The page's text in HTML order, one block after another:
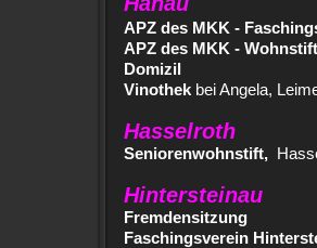
APZ des MKK -
APZ des MKK - Wohnstift
Domizil
Vinothek bei Angela,
Hasselroth
Seniorenwohnstift,
Hintersteinau
Fremdensitzung
Faschingsverein